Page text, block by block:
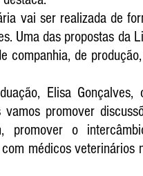
vai ser realizada de
Uma das propostas da
companhia, de
Elisa Gonçalves,
promover
promover o
médicos veterinários